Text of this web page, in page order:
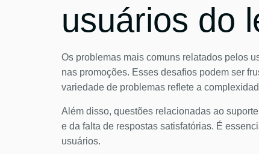
usuários do
Os problemas mais comuns relatados pelos
nas promoções. Esses desafios podem ser
variedade de problemas reflete a
Além disso, questões relacionadas ao
e da falta de respostas satisfatórias. É
usuários.